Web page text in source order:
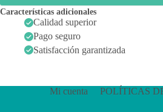
Características adicionales
Calidad superior
Pago seguro
Satisfacción garantizada
Mi cuenta POLÍTICAS